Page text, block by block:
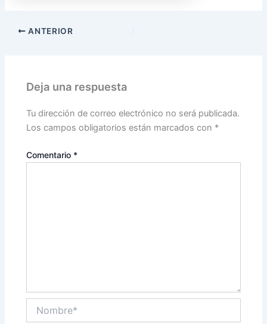
ANTERIOR
Deja una respuesta
Tu dirección de correo electrónico no será publicada.
Los campos obligatorios están marcados con *
Comentario *